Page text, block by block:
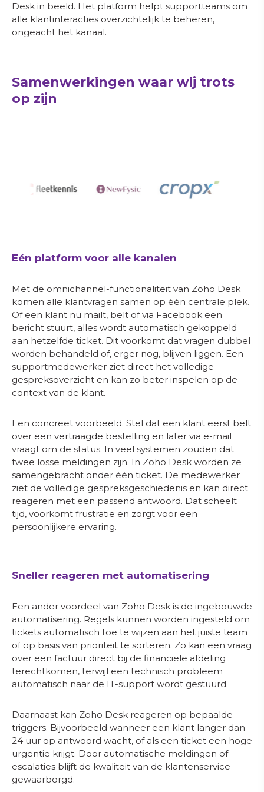
Desk in beeld. Het platform helpt supportteams om
alle klantinteracties overzichtelijk te beheren,
ongeacht het kanaal.
Samenwerkingen waar wij trots
op zijn
Eén platform voor alle kanalen
Met de omnichannel-functionaliteit van Zoho Desk
komen alle klantvragen samen op één centrale plek.
Of een klant nu mailt, belt of via Facebook een
bericht stuurt, alles wordt automatisch gekoppeld
aan hetzelfde ticket. Dit voorkomt dat vragen dubbel
worden behandeld of, erger nog, blijven liggen. Een
supportmedewerker ziet direct het volledige
gespreksoverzicht en kan zo beter inspelen op de
context van de klant.
Een concreet voorbeeld. Stel dat een klant eerst belt
over een vertraagde bestelling en later via e-mail
vraagt om de status. In veel systemen zouden dat
twee losse meldingen zijn. In Zoho Desk worden ze
samengebracht onder één ticket. De medewerker
ziet de volledige gespreksgeschiedenis en kan direct
reageren met een passend antwoord. Dat scheelt
tijd, voorkomt frustratie en zorgt voor een
persoonlijkere ervaring.
Sneller reageren met automatisering
Een ander voordeel van Zoho Desk is de ingebouwde
automatisering. Regels kunnen worden ingesteld om
tickets automatisch toe te wijzen aan het juiste team
of op basis van prioriteit te sorteren. Zo kan een vraag
over een factuur direct bij de financiële afdeling
terechtkomen, terwijl een technisch probleem
automatisch naar de IT-support wordt gestuurd.
Daarnaast kan Zoho Desk reageren op bepaalde
triggers. Bijvoorbeeld wanneer een klant langer dan
24 uur op antwoord wacht, of als een ticket een hoge
urgentie krijgt. Door automatische meldingen of
escalaties blijft de kwaliteit van de klantenservice
gewaarborgd.